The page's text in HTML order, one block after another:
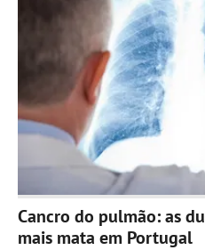
Cancro do pulmão: as
mais mata em Portugal